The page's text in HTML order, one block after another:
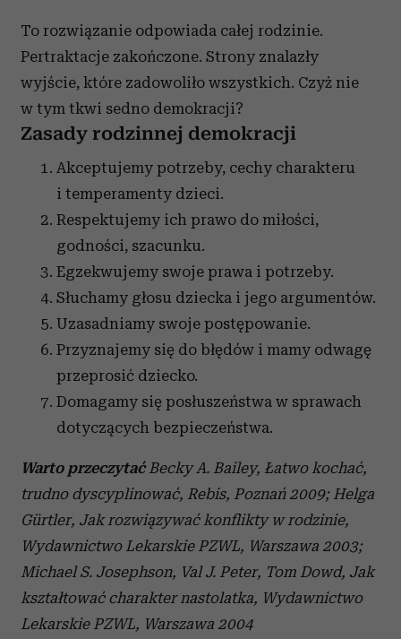
To rozwiązanie odpowiada całej rodzinie.
Pertraktacje zakończone. Strony znalazły
wyjście, które zadowoliło wszystkich. Czyż nie
w tym tkwi sedno demokracji?
Zasady rodzinnej demokracji
Akceptujemy potrzeby, cechy charakteru
i temperamenty dzieci.
Respektujemy ich prawo do miłości,
godności, szacunku.
Egzekwujemy swoje prawa i potrzeby.
Słuchamy głosu dziecka i jego argumentów.
Uzasadniamy swoje postępowanie.
Przyznajemy się do błędów i mamy odwagę
przeprosić dziecko.
Domagamy się posłuszeństwa w sprawach
dotyczących bezpieczeństwa.
Warto przeczytaćBecky A. Bailey, Łatwo kochać,
trudno dyscyplinować, Rebis, Poznań 2009; Helga
Gürtler, Jak rozwiązywać konflikty w rodzinie,
Wydawnictwo Lekarskie PZWL, Warszawa 2003;
Michael S. Josephson, Val J. Peter, Tom Dowd, Jak
kształtować charakter nastolatka, Wydawnictwo
Lekarskie PZWL, Warszawa 2004